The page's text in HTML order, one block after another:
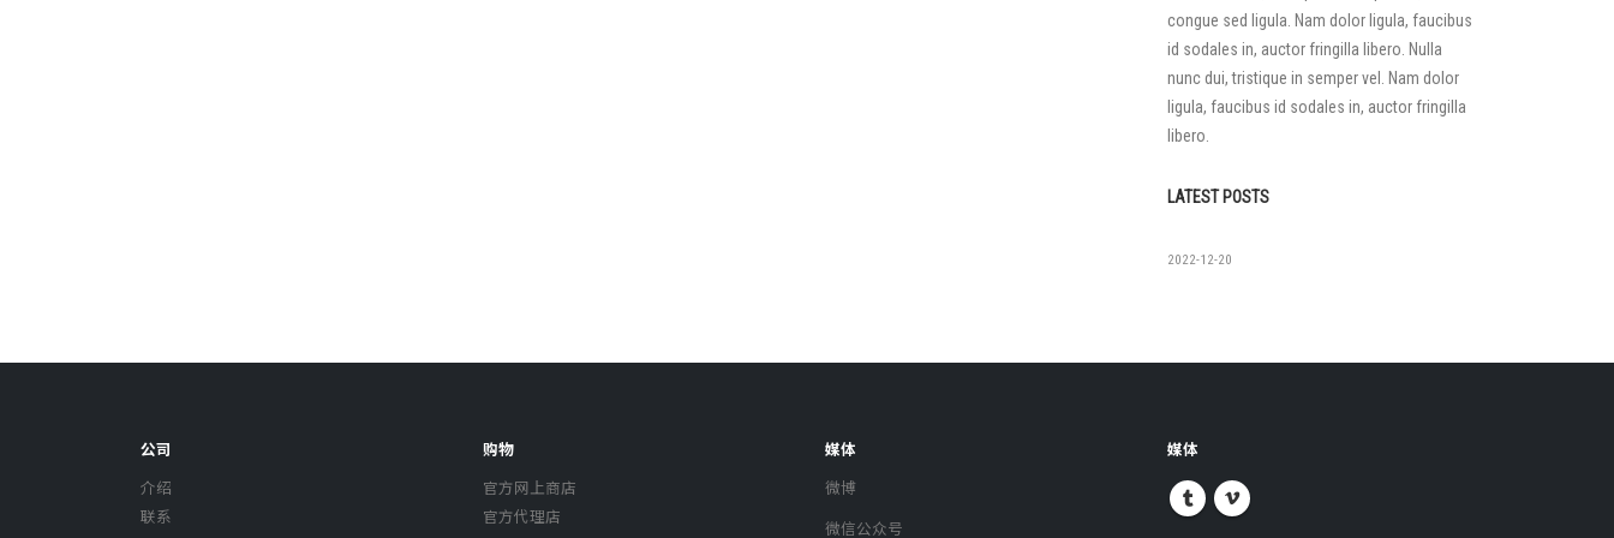
congue sed ligula. Nam dolor ligula, faucibus
id sodales in, auctor fringilla libero. Nulla
nunc dui, tristique in semper vel. Nam dolor
ligula, faucibus id sodales in, auctor fringilla
libero.
LATEST POSTS
2022-12-20
公司
介绍
联系
购物
官方网上商店
官方代理店
媒体
微博
微信公众号
媒体